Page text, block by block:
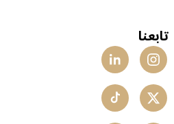
تابعنا